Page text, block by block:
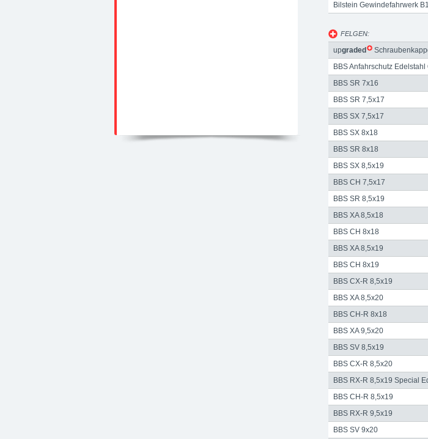
Bilstein Gewindefahrwerk
FELGEN:
upgraded
BBS Anfahrschutz
BBS SR 7x16
BBS SR 7,5x17
BBS SX 7,5x17
BBS SX 8x18
BBS SR 8x18
BBS SX 8,5x19
BBS CH 7,5x17
BBS SR 8,5x19
BBS XA 8,5x18
BBS CH 8x18
BBS XA 8,5x19
BBS CH 8x19
BBS CX-R 8,5x19
BBS XA 8,5x20
BBS CH-R 8x18
BBS XA 9,5x20
BBS SV 8,5x19
BBS CX-R 8,5x20
BBS RX-R 8,5x19 Special
BBS CH-R 8,5x19
BBS RX-R 9,5x19
BBS SV 9x20